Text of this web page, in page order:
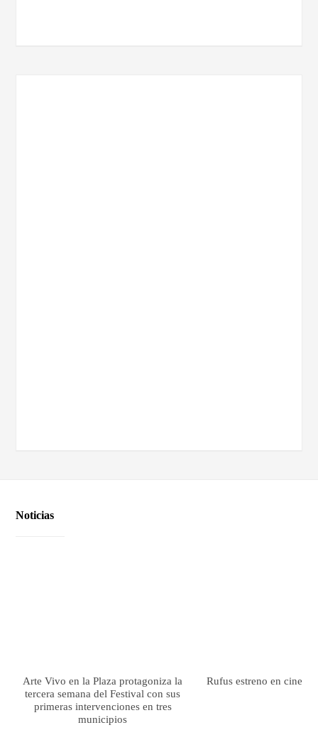
Noticias
Arte Vivo en la Plaza protagoniza la
tercera semana del Festival con sus
primeras intervenciones en tres
municipios
Rufus estreno en cines